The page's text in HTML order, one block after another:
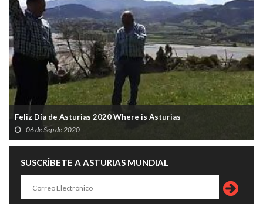
Feliz Día de Asturias 2020 Where is Asturias
06 de Sep de 2020
SUSCRÍBETE A ASTURIAS MUNDIAL